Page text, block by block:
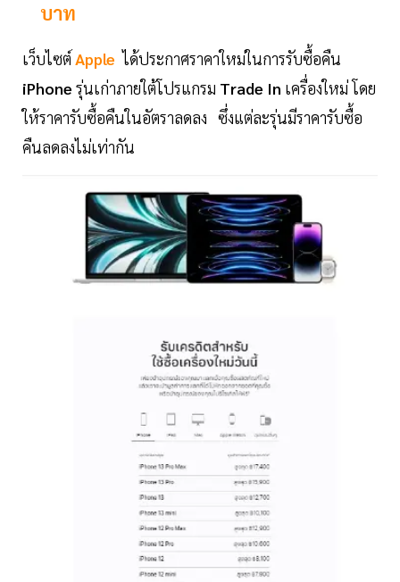
บาท
เว็บไซต์ Apple ได้ประกาศราคาใหม่ในการรับซื้อคืน
iPhone รุ่นเก่าภายใต้โปรแกรม Trade In เครื่องใหม่ โดย
ให้ราคารับซื้อคืนในอัตราลดลง ซึ่งแต่ละรุ่นมีราคารับซื้อ
คืนลดลงไม่เท่ากัน